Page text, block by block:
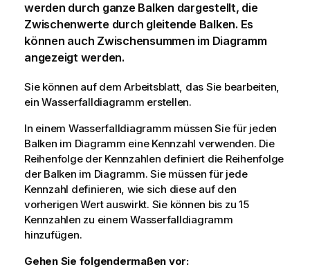
werden durch ganze Balken dargestellt, die
Zwischenwerte durch gleitende Balken. Es
können auch Zwischensummen im Diagramm
angezeigt werden.
Sie können auf demArbeitsblatt, das Sie bearbeiten,
ein Wasserfalldiagramm erstellen.
In einem Wasserfalldiagramm müssen Sie für jeden
Balken im Diagramm eine Kennzahl verwenden. Die
Reihenfolge der Kennzahlen definiert die Reihenfolge
der Balken im Diagramm. Sie müssen für jede
Kennzahl definieren, wie sich diese auf den
vorherigen Wert auswirkt. Sie können bis zu 15
Kennzahlen zu einem Wasserfalldiagramm
hinzufügen.
Gehen Sie folgendermaßen vor: